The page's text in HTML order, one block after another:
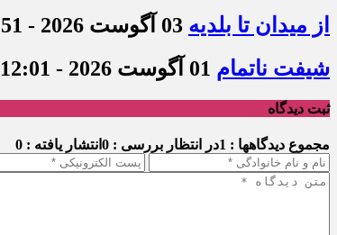
از میدان تا بلدیه 03 آگوست 2026 - 11:51
شیفت ناتمام 01 آگوست 2026 - 12:01
ثبت دیدگاه
مجموع دیدگاهها : 1 در انتظار بررسی : 0 انتشار یافته : 0